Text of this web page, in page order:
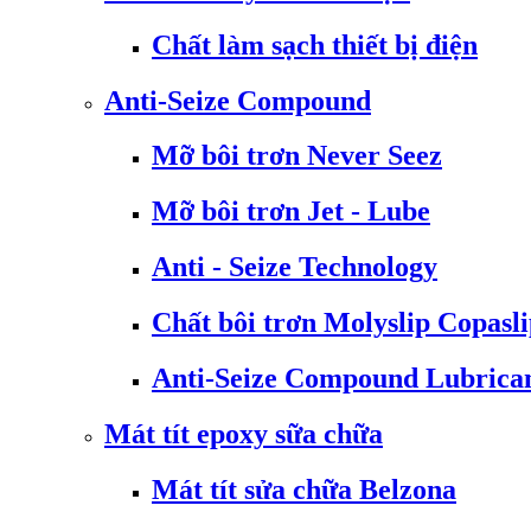
Chất làm sạch thiết bị điện
Anti-Seize Compound
Mỡ bôi trơn Never Seez
Mỡ bôi trơn Jet - Lube
Anti - Seize Technology
Chất bôi trơn Molyslip
Anti-Seize Compound
Mát tít epoxy sữa chữa
Mát tít sửa chữa Belzona